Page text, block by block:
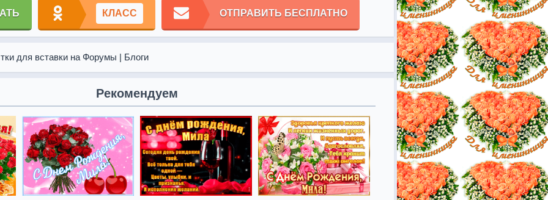
КЛАСС ОТПРАВИТЬ БЕСПЛАТНО
для вставки на Форумы | Блоги
Рекомендуем